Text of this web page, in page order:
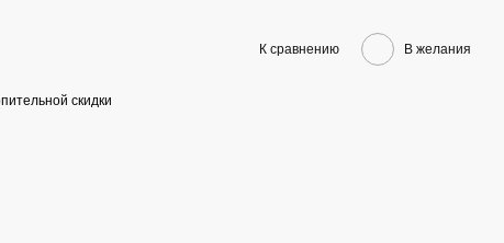
К сравнению В желания
скидки